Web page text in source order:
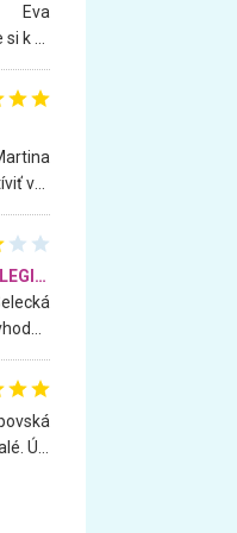
Eva
Vnútorné detské ihrisko LEGIONARIK v LEGIA Fitness